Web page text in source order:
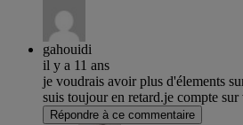
gahouidi
il y a 11 ans
je voudrais avoir plus d'élements
suis toujour en retard.je compte sur
Répondre à ce commentaire